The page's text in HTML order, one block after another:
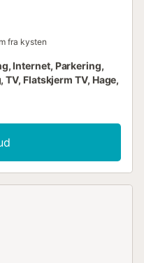
fra kysten
Internet, Parkering,
Flatskjerm TV, Hage,